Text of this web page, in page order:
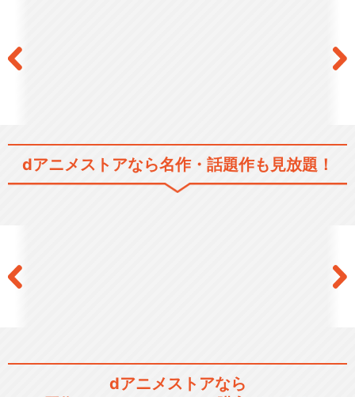
dアニメストアなら名作・話題作も見放題！
dアニメストアなら